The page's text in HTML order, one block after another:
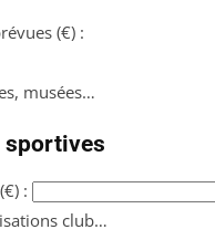
(€) :
musées…
sportives
:
club…